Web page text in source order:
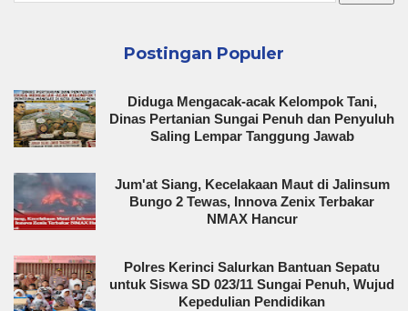
Postingan Populer
Diduga Mengacak-acak Kelompok Tani,
Dinas Pertanian Sungai Penuh dan Penyuluh
Saling Lempar Tanggung Jawab
Jum'at Siang, Kecelakaan Maut di Jalinsum
Bungo 2 Tewas, Innova Zenix Terbakar
NMAX Hancur
Polres Kerinci Salurkan Bantuan Sepatu
untuk Siswa SD 023/11 Sungai Penuh, Wujud
Kepedulian Pendidikan